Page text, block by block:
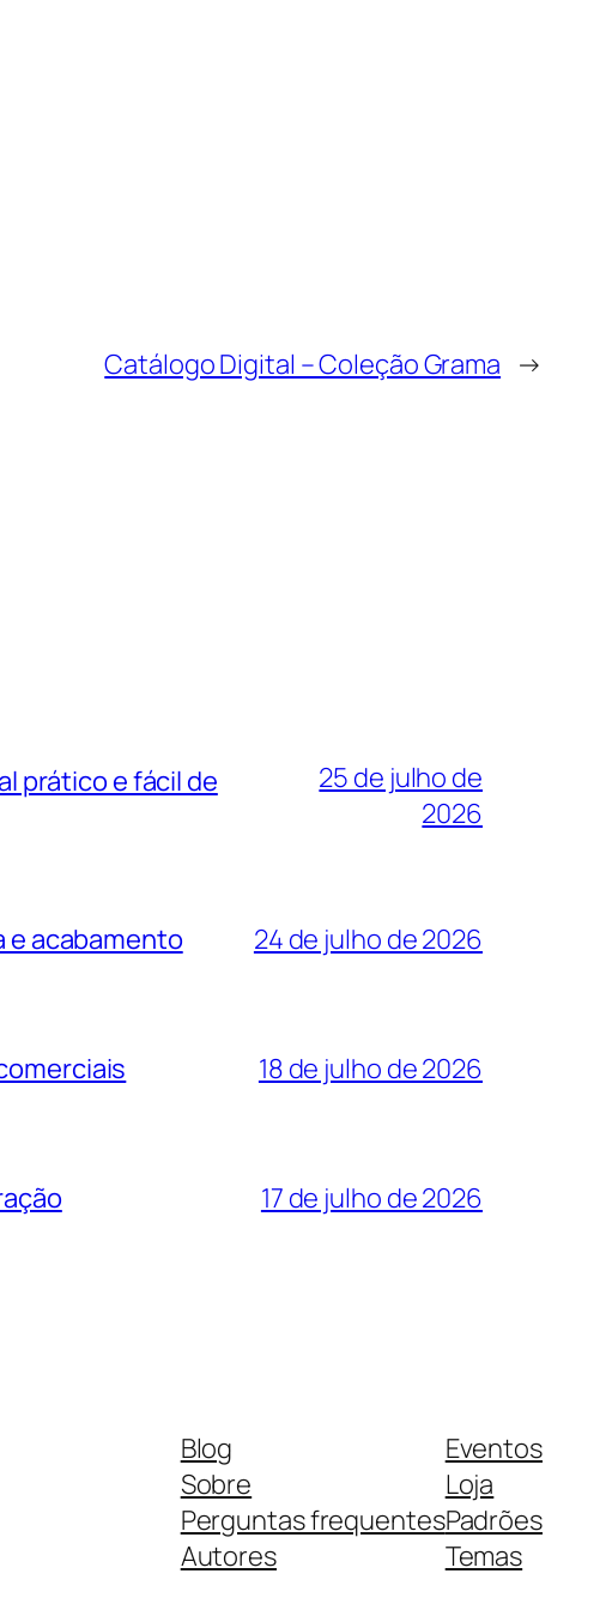
Catálogo Digital – Coleção Grama →
prático e fácil de
25 de julho de
2026
acabamento 24 de julho de 2026
18 de julho de 2026
17 de julho de 2026
Blog
Sobre
Perguntas frequentes
Autores
Eventos
Loja
Padrões
Temas